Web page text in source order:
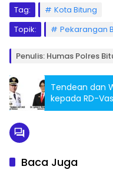
Tag:
Kota Bitung
Topik:
Pekarangan
Penulis: Humas Polres
Tendean dan
kepada RD-
Bupati Terpilih
Baca Juga